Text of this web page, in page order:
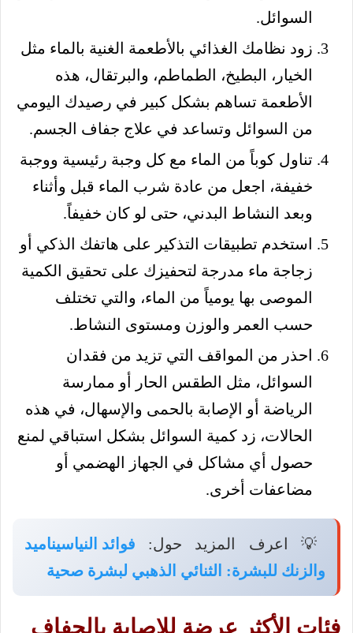
السوائل.
زود نظامك الغذائي بالأطعمة الغنية بالماء مثل
الخيار، البطيخ، الطماطم، والبرتقال، هذه
الأطعمة تساهم بشكل كبير في رصيدك اليومي
من السوائل وتساعد في علاج جفاف الجسم.
تناول كوباً من الماء مع كل وجبة رئيسية ووجبة
خفيفة، اجعل من عادة شرب الماء قبل وأثناء
وبعد النشاط البدني، حتى لو كان خفيفاً.
استخدم تطبيقات التذكير على هاتفك الذكي أو
زجاجة ماء مدرجة لتحفيزك على تحقيق الكمية
الموصى بها يومياً من الماء، والتي تختلف
حسب العمر والوزن ومستوى النشاط.
احذر من المواقف التي تزيد من فقدان
السوائل، مثل الطقس الحار أو ممارسة
الرياضة أو الإصابة بالحمى والإسهال، في هذه
الحالات، زد كمية السوائل بشكل استباقي لمنع
حصول أي مشاكل في الجهاز الهضمي أو
مضاعفات أخرى.
💡 اعرف المزيد حول: فوائد النياسيناميد
والزنك للبشرة: الثنائي الذهبي لبشرة صحية
فئات الأكثر عرضة للإصابة بالجفاف